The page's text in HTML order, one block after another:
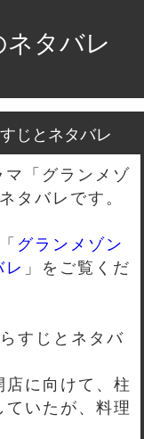
タバレ
じとネタバレ
「グランメゾ
タバレです。
グランメゾン
」をご覧くだ
すじとネタバ
店に向けて、柱
いたが、料理